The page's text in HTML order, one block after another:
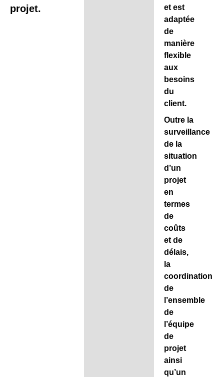
projet.
et est
adaptée
de
manière
flexible
aux
besoins
du
client.
Outre la
surveillance
de la
situation
d’un
projet
en
termes
de
coûts
et de
délais,
la
coordination
de
l’ensemble
de
l’équipe
de
projet
ainsi
qu’un